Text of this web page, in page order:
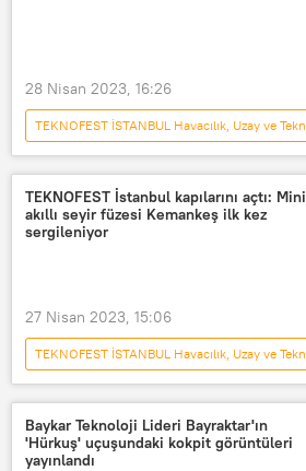
Atatürk Havalimanı
Türkiye
28 Nisan 2023, 16:26
Türksat 6A
Uydu
fırlatma
YAŞAM
TEKNOFEST İstanbul kapılarını açtı: Mini
akıllı seyir füzesi Kemankeş ilk kez
sergileniyor
27 Nisan 2023, 15:06
MULTİMEDYA
Erteleme
Açılış
FOTOĞRAF
Baykar Teknoloji Lideri Bayraktar'ın
'Hürkuş' uçuşundaki kokpit görüntüleri
yayınlandı